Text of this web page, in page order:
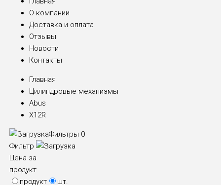
О компании
Доставка и оплата
Отзывы
Новости
Контакты
Главная
Цилиндровые механизмы
Abus
X12R
Фильтры 0
Фильтр
Цена за
продукт
продукт
шт.